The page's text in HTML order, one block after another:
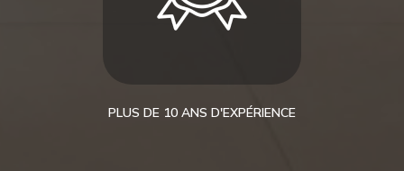
PLUS DE 10 ANS D'EXPÉRIENCE